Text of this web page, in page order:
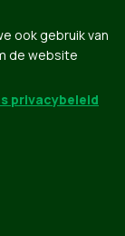
ook gebruik van
de website
privacybeleid